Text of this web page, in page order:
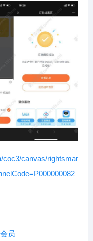
coc3/canvas/rightsmar